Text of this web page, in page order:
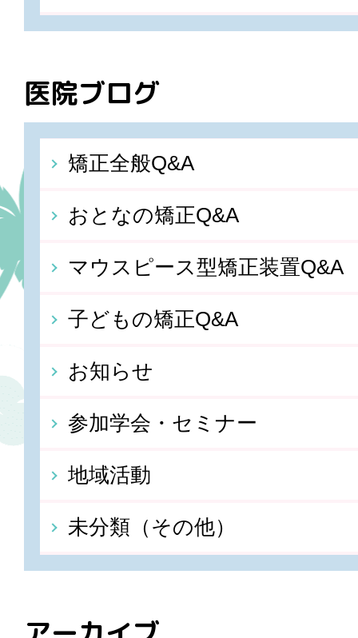
医院ブログ
矯正全般Q&A
おとなの矯正Q&A
マウスピース型矯正装置Q&A
子どもの矯正Q&A
お知らせ
参加学会・セミナー
地域活動
未分類（その他）